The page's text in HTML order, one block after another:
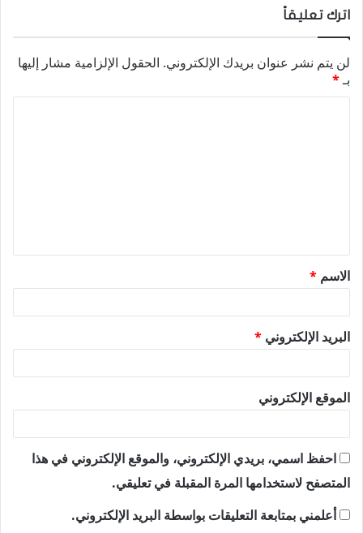
اترك تعليقاً
لن يتم نشر عنوان بريدك الإلكتروني. الحقول الإلزامية مشار إليها
بـ*
ق
*
الاسم *
البريد الإلكتروني *
الموقع الإلكتروني
احفظ اسمي، بريدي الإلكتروني، والموقع الإلكتروني في هذا
المتصفح لاستخدامها المرة المقبلة في تعليقي.
أعلمني بمتابعة التعليقات بواسطة البريد الإلكتروني.